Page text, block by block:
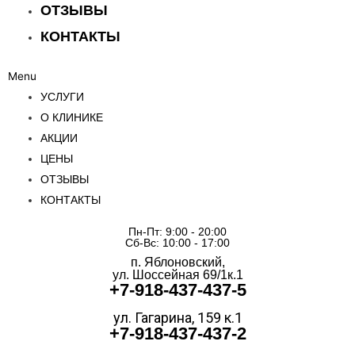
ОТЗЫВЫ
КОНТАКТЫ
Menu
УСЛУГИ
О КЛИНИКЕ
АКЦИИ
ЦЕНЫ
ОТЗЫВЫ
КОНТАКТЫ
Пн-Пт: 9:00 - 20:00
Сб-Вс: 10:00 - 17:00
п. Яблоновский,
ул. Шоссейная 69/1к.1
+7-918-437-437-5
ул. Гагарина, 159 к.1
+7-918-437-437-2